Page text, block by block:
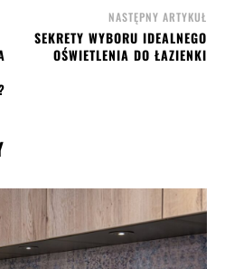
NASTĘPNY ARTYKUŁ
SEKRETY WYBORU IDEALNEGO
OŚWIETLENIA DO ŁAZIENKI